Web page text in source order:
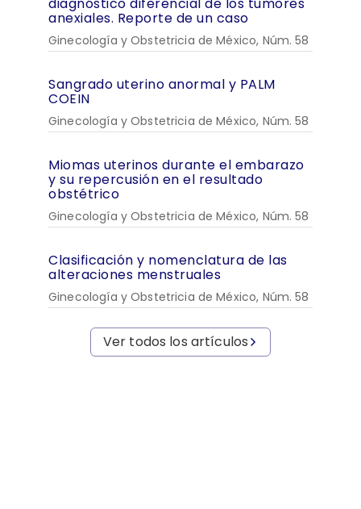
anexiales. Reporte de un caso
Ginecología y Obstetricia de México, Núm. 58
Sangrado uterino anormal y PALM
COEIN
Ginecología y Obstetricia de México, Núm. 58
Miomas uterinos durante el embarazo
y su repercusión en el resultado
obstétrico
Ginecología y Obstetricia de México, Núm. 58
Clasificación y nomenclatura de las
alteraciones menstruales
Ginecología y Obstetricia de México, Núm. 58
Ver todos los artículos